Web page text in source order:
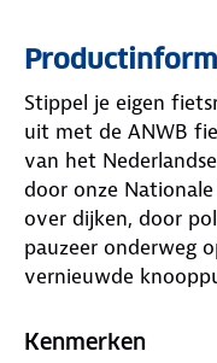
Stippel je eigen
uit met de ANWB
van het
door onze
over dijken, door
pauzeer onderweg
vernieuwde
Fietsroutes),
Kenmerken